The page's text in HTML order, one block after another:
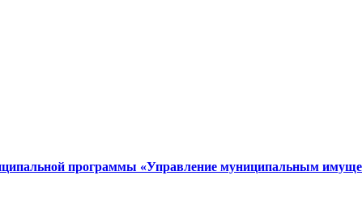
программы «Управление муниципальным